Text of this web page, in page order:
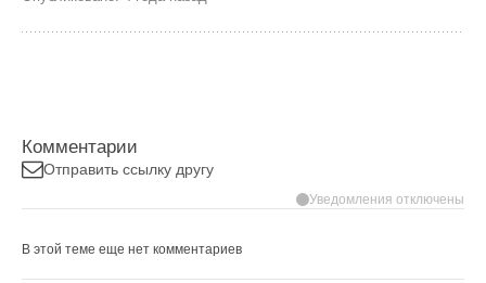
Комментарии
Отправить ссылку другу
Уведомления отключены
В этой теме еще нет комментариев